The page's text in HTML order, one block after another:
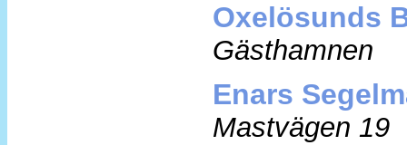
Oxelösunds
Gästhamnen
Enars
Mastvägen 19